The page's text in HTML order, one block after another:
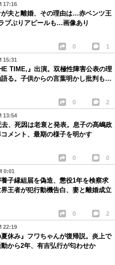
17:16
夫と離婚、その理由は…赤ベンツ王
ブぶりアピールも…画像あり
0 1
15:31
TIME,』出演。双極性障害公表の理
る。子供からの言葉明かし批判も…
0 2
13:54
、死因は老衰と発表。息子の髙嶋政
メント、最期の様子を明かす
0 0
0:01
子縁組届を偽造、懲役1年を検察求
王者が犯行動機告白、妻と離婚成立
0 2
22:19
休み』フワちゃんが復帰説。炎上で
から2年、有吉弘行が匂わせか